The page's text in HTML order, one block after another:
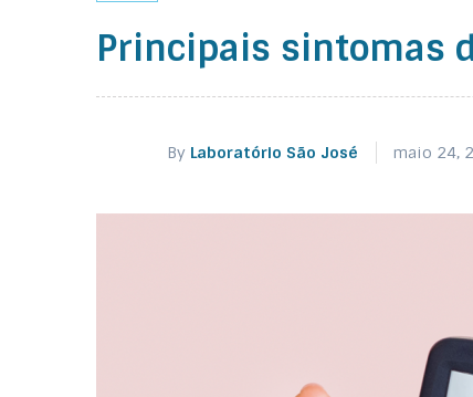
Principais sintomas
By Laboratório São José maio 24,